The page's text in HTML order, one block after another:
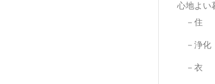
心地よい
－住
－浄化
－衣